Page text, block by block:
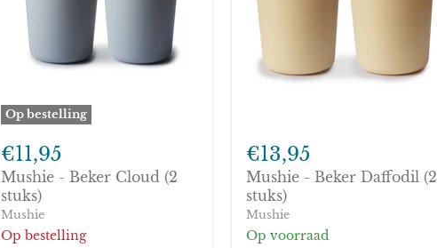
Op bestelling
-
Beker
Cloud
(2
stuks)
€11,95
Mushie - Beker Cloud (2
stuks)
Mushie
Op bestelling
-
Beker
Daffodil
(2
stuks)
€13,95
Mushie - Beker Daffodil (2
stuks)
Mushie
Op voorraad